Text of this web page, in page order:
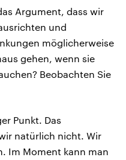
Argument, dass wir
und
möglicherweise
gehen, wenn sie
Beobachten Sie
Punkt. Das
natürlich nicht. Wir
Im Moment kann man